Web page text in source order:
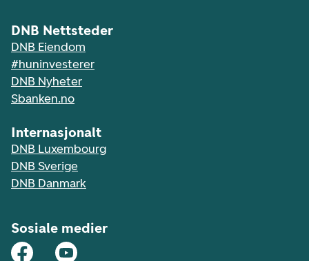
DNB Nettsteder
DNB Eiendom
#huninvesterer
DNB Nyheter
Sbanken.no
Internasjonalt
DNB Luxembourg
DNB Sverige
DNB Danmark
Sosiale medier